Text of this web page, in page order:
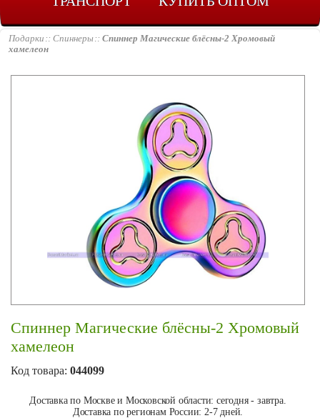
Подарки Спиннеры
Спиннер Магические блёсны-2 Хромовый
хамелеон
Спиннер Магические блёсны-2 Хромовый
хамелеон
Код товара: 044099
Доставка по Москве и Московской области: сегодня - завтра.
Доставка по регионам России: 2-7 дней.